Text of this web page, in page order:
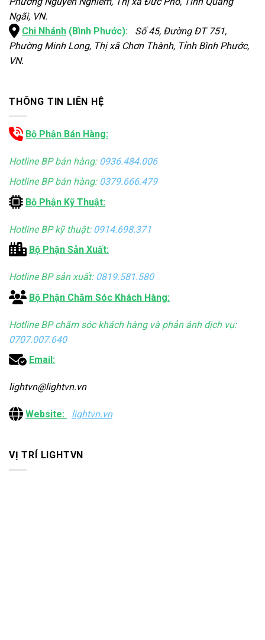
Ngãi, VN.
Chi Nhánh (Bình Phước): Số 45, Đường ĐT 751,
Phường Minh Long, Thị xã Chơn Thành, Tỉnh Bình Phước,
VN.
THÔNG TIN LIÊN HỆ
Bộ Phận Bán Hàng:
Hotline BP bán hàng: 0936.484.006
Hotline BP bán hàng: 0379.666.479
Bộ Phận Kỹ Thuật:
Hotline BP kỹ thuật: 0914.698.371
Bộ Phận Sản Xuất:
Hotline BP sản xuất: 0819.581.580
Bộ Phận Chăm Sóc Khách Hàng:
Hotline BP chăm sóc khách hàng và phản ánh dịch vụ:
0707.007.640
Email:
lightvn@lightvn.vn
Website: lightvn.vn
VỊ TRÍ LIGHTVN